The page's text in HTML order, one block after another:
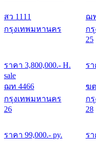
สว 1111
กรุงเทพมหานคร
ราคา 3,800,000.- H.
ฌ
ก
25
ร
sale
ฌท 4466
กรุงเทพมหานคร
26
ราคา 99,000.- py.
ฆ
ก
28
ร